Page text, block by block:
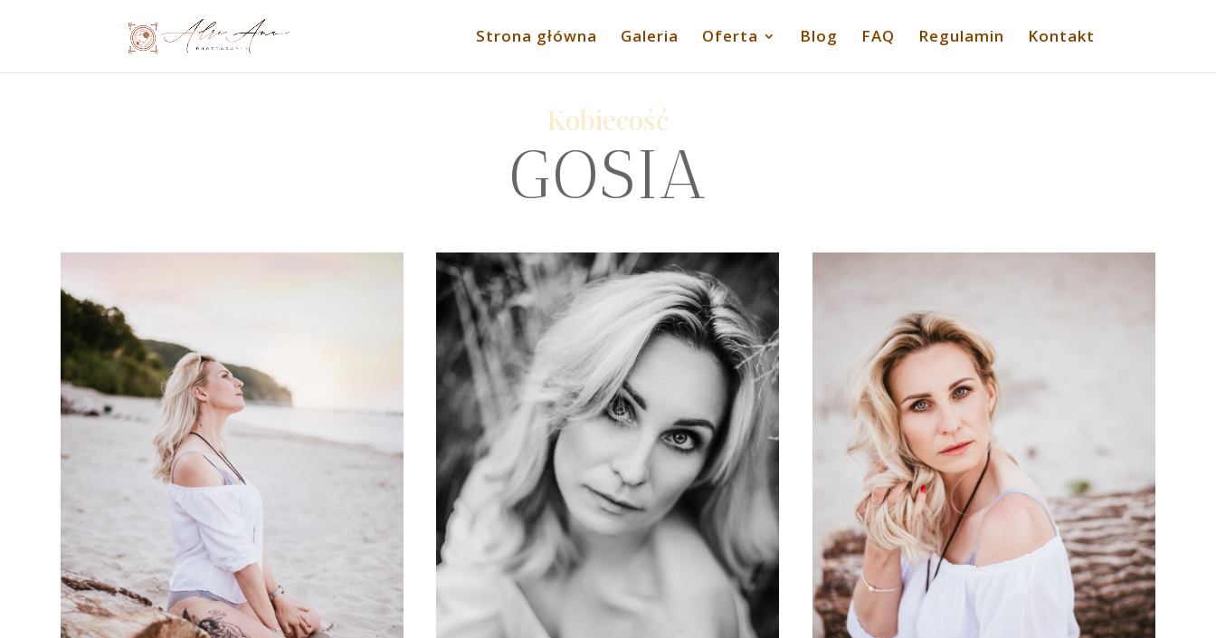
Strona główna Galeria Oferta Blog FAQ Regulamin Kontakt
Kobiecość
GOSIA